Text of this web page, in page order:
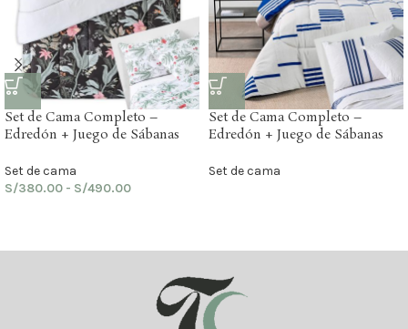
Set de Cama Completo –
Edredón + Juego de Sábanas
Set de cama
S/380.00 - S/490.00
Set de Cama Completo –
Edredón + Juego de Sábanas
Set de cama